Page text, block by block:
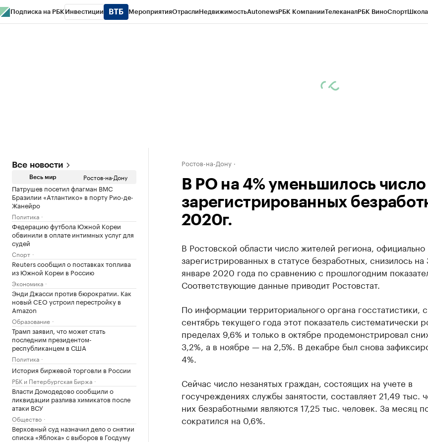
Подписка на РБК Инвестиции МероприятияОтраслиНедвижимостьAutonewsРБК КомпанииТелеканалРБК ВиноСпортШкола
Все новости
Весь мир Ростов-на-Дону
Патрушев посетил флагман ВМС
Бразилии «Атлантико» в порту Рио-де-
Жанейро
Политика
Федерацию футбола Южной Кореи
обвинили в оплате интимных услуг для
судей
Спорт
Reuters сообщил о поставках топлива
из Южной Кореи в Россию
Экономика
Энди Джасси против бюрократии. Как
новый CEO устроил перестройку в
Amazon
Образование
Трамп заявил, что может стать
последним президентом-
республиканцем в США
Политика
История биржевой торговли в России
РБК и Петербургская Биржа
Власти Домодедово сообщили о
ликвидации разлива химикатов после
атаки ВСУ
Общество
Верховный суд назначил дело о снятии
списка «Яблока» с выборов в Госдуму
Ростов-на-Дону
В РО на 4% уменьшилось число
зарегистрированных
2020г.
В Ростовской области число жителей региона, официально
зарегистрированных в статусе безработных, снизилось на
январе 2020 года по сравнению с прошлогодним
Соответствующие данные приводит Ростовстат.
По информации территориального органа госстатистики,
сентябрь текущего года этот показатель систематически
пределах 9,6% и только в октябре продемонстрировал
3,2%, а в ноябре — на 2,5%. В декабре был снова
4%.
Сейчас число незанятых граждан, состоящих на учете в
госучреждениях службы занятости, составляет 21,49 тыс.
них безработными являются 17,25 тыс. человек. За месяц
сократился на 0,6%.